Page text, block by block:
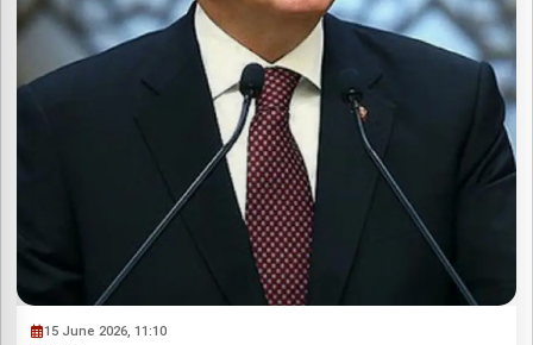
15 June 2026, 11:10